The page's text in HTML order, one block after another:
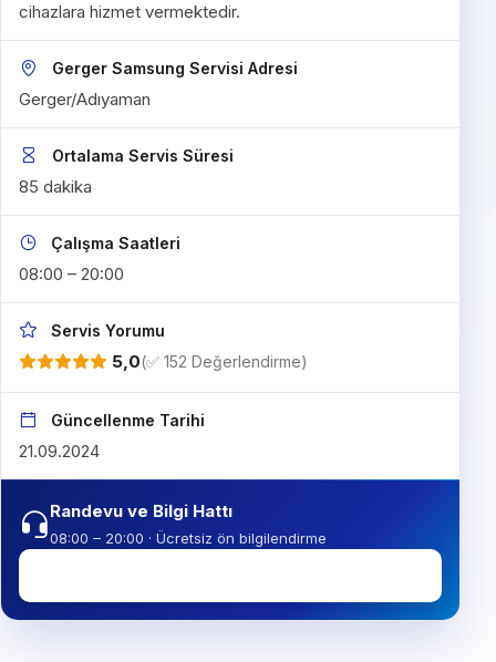
cihazlara hizmet vermektedir.
Gerger Samsung Servisi Adresi
Gerger/Adıyaman
Ortalama Servis Süresi
85 dakika
Çalışma Saatleri
08:00 – 20:00
Servis Yorumu
5,0(✅ 152 Değerlendirme)
Güncellenme Tarihi
21.09.2024
Randevu ve Bilgi Hattı
08:00 – 20:00 · Ücretsiz ön bilgilendirme